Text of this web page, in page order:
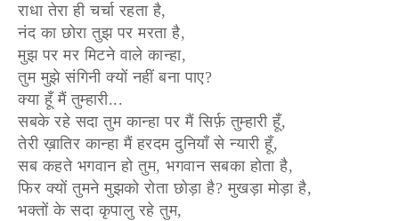
राधा तेरा ही चर्चा रहता है,
नंद का छोरा तुझ पर मरता है,
मुझ पर मर मिटने वाले कान्हा,
तुम मुझे संगिनी क्यों नहीं बना पाए?
क्या हूँ मैं तुम्हारी...
सबके रहे सदा तुम कान्हा पर मैं सिर्फ़ तुम्हारी हूँ,
तेरी ख़ातिर कान्हा मैं हरदम दुनियाँ से न्यारी हूँ,
सब कहते भगवान हो तुम, भगवान सबका होता है,
फिर क्यों तुमने मुझको रोता छोड़ा है? मुखड़ा मोड़ा है,
भक्तों के सदा कृपालु रहे तुम,